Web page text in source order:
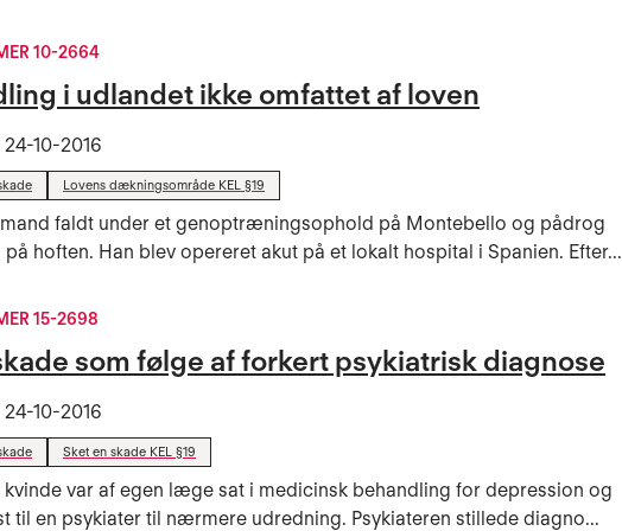
10-2664
i udlandet ikke omfattet af loven
24-10-2016
Lovens dækningsområde KEL §19
mand faldt under et genoptræningsophold på Montebello og pådrog
hoften. Han blev opereret akut på et lokalt hospital i Spanien. Efter...
15-2698
som følge af forkert psykiatrisk diagnose
24-10-2016
Sket en skade KEL §19
var af egen læge sat i medicinsk behandling for depression og
til en psykiater til nærmere udredning. Psykiateren stillede diagno...